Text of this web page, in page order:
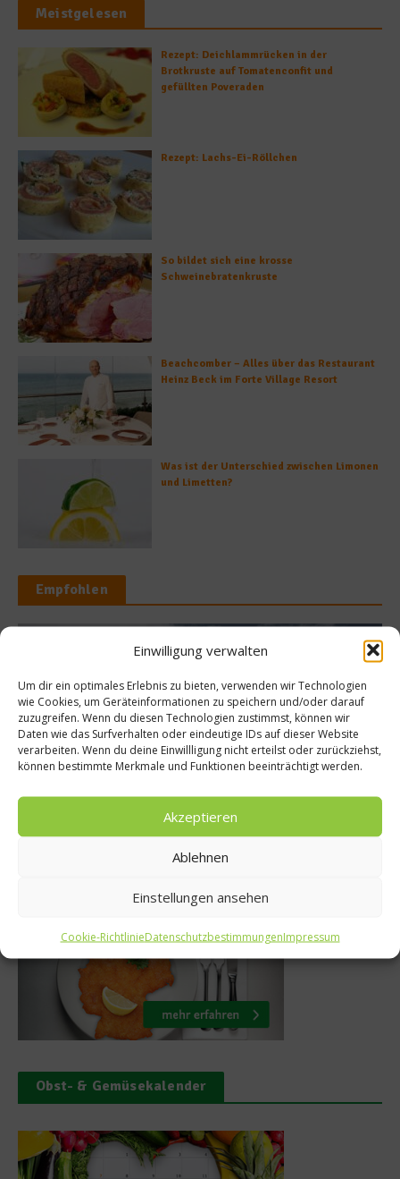
Einwilligung verwalten
Um dir ein optimales Erlebnis zu bieten, verwenden wir Technologien
wie Cookies, um Geräteinformationen zu speichern und/oder darauf
zuzugreifen. Wenn du diesen Technologien zustimmst, können wir
Daten wie das Surfverhalten oder eindeutige IDs auf dieser Website
verarbeiten. Wenn du deine Einwillligung nicht erteilst oder zurückziehst,
können bestimmte Merkmale und Funktionen beeinträchtigt werden.
Akzeptieren
Ablehnen
Einstellungen ansehen
Cookie-RichtlinieDatenschutzbestimmungenImpressum
Meistgelesen
Rezept: Deichlammrücken in der
Brotkruste auf Tomatenconfit und
gefüllten Poveraden
Rezept: Lachs-Ei-Röllchen
So bildet sich eine krosse
Schweinebratenkruste
Beachcomber – Alles über das Restaurant
Heinz Beck im Forte Village Resort
Was ist der Unterschied zwischen Limonen
und Limetten?
Empfohlen
am Berg 2020:
Gipfeltreffen in
Sölden
Obst- & Gemüsekalender